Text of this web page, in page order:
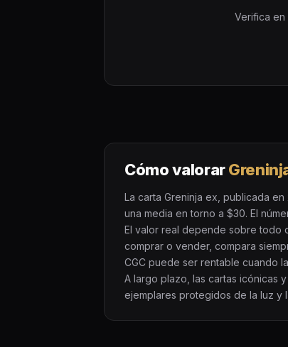
Verifica en
Cómo valorar
La carta Greninja ex, publicada
una media en torno a $30. El
El valor real depende sobre todo
comprar o vender, compara
CGC puede ser rentable cuando
A largo plazo, las cartas icónicas
ejemplares protegidos de la luz y